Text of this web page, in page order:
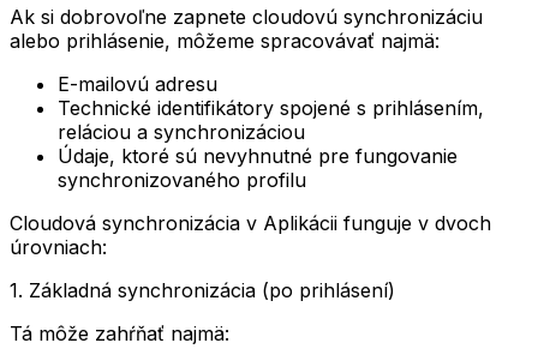
Ak si dobrovoľne zapnete cloudovú synchronizáciu
alebo prihlásenie, môžeme spracovávať najmä:
E-mailovú adresu
Technické identifikátory spojené s prihlásením,
reláciou a synchronizáciou
Údaje, ktoré sú nevyhnutné pre fungovanie
synchronizovaného profilu
Cloudová synchronizácia v Aplikácii funguje v dvoch
úrovniach:
1. Základná synchronizácia (po prihlásení)
Tá môže zahŕňať najmä: